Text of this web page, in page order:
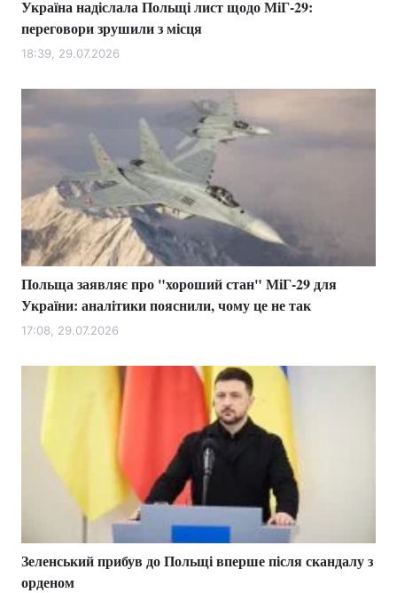
Україна надіслала Польщі лист щодо МіГ-29:
переговори зрушили з місця
18:39, 29.07.2026
Польща заявляє про "хороший стан" МіГ-29 для
України: аналітики пояснили, чому це не так
17:08, 29.07.2026
Зеленський прибув до Польщі вперше після скандалу з
орденом